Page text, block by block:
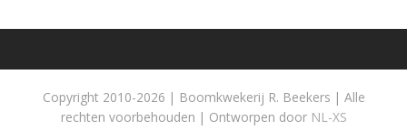
Copyright 2010-2026 | Boomkwekerij R. Beekers | Alle
rechten voorbehouden | Ontworpen door NL-XS